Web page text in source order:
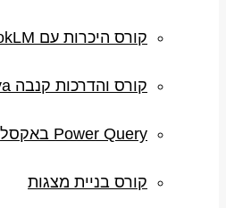
קורס היכרות עם NotbookLM
קורס והדרכות קנבה Canva
Power Query באקסל
קורס בניית מצגות